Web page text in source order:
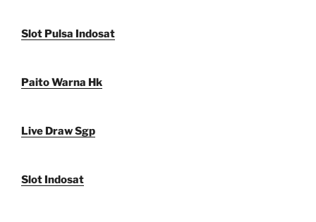
Slot Pulsa Indosat
Paito Warna Hk
Live Draw Sgp
Slot Indosat